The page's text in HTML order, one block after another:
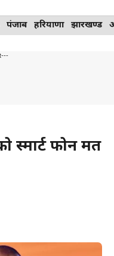
पंजाब हरियाणा झारखण्ड
स्मार्ट फोन मत